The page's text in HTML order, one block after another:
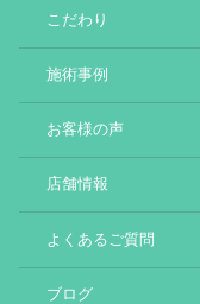
こだわり
施術事例
お客様の声
店舗情報
よくあるご質問
ブログ